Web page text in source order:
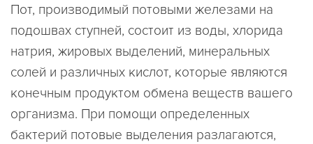
Пот, производимый потовыми железами на
подошвах ступней, состоит из воды, хлорида
натрия, жировых выделений, минеральных
солей и различных кислот, которые являются
конечным продуктом обмена веществ вашего
организма. При помощи определенных
бактерий потовые выделения разлагаются,